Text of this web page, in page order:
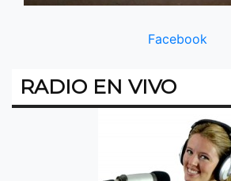
Facebook
RADIO EN VIVO